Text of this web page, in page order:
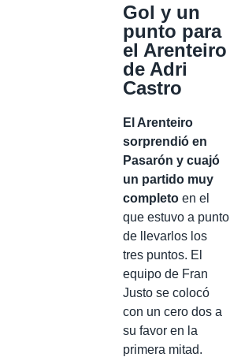
Gol y un
punto para
el Arenteiro
de Adri
Castro
El Arenteiro
sorprendió en
Pasarón y cuajó
un partido muy
completo en el
que estuvo a punto
de llevarlos los
tres puntos. El
equipo de Fran
Justo se colocó
con un cero dos a
su favor en la
primera mitad.